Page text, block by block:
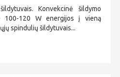
Konvekcinė šildymo
100-120 W energijos į vieną
spindulių šildytuvais...